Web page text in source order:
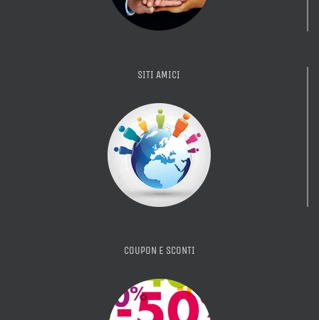
SITI AMICI
COUPON E SCONTI